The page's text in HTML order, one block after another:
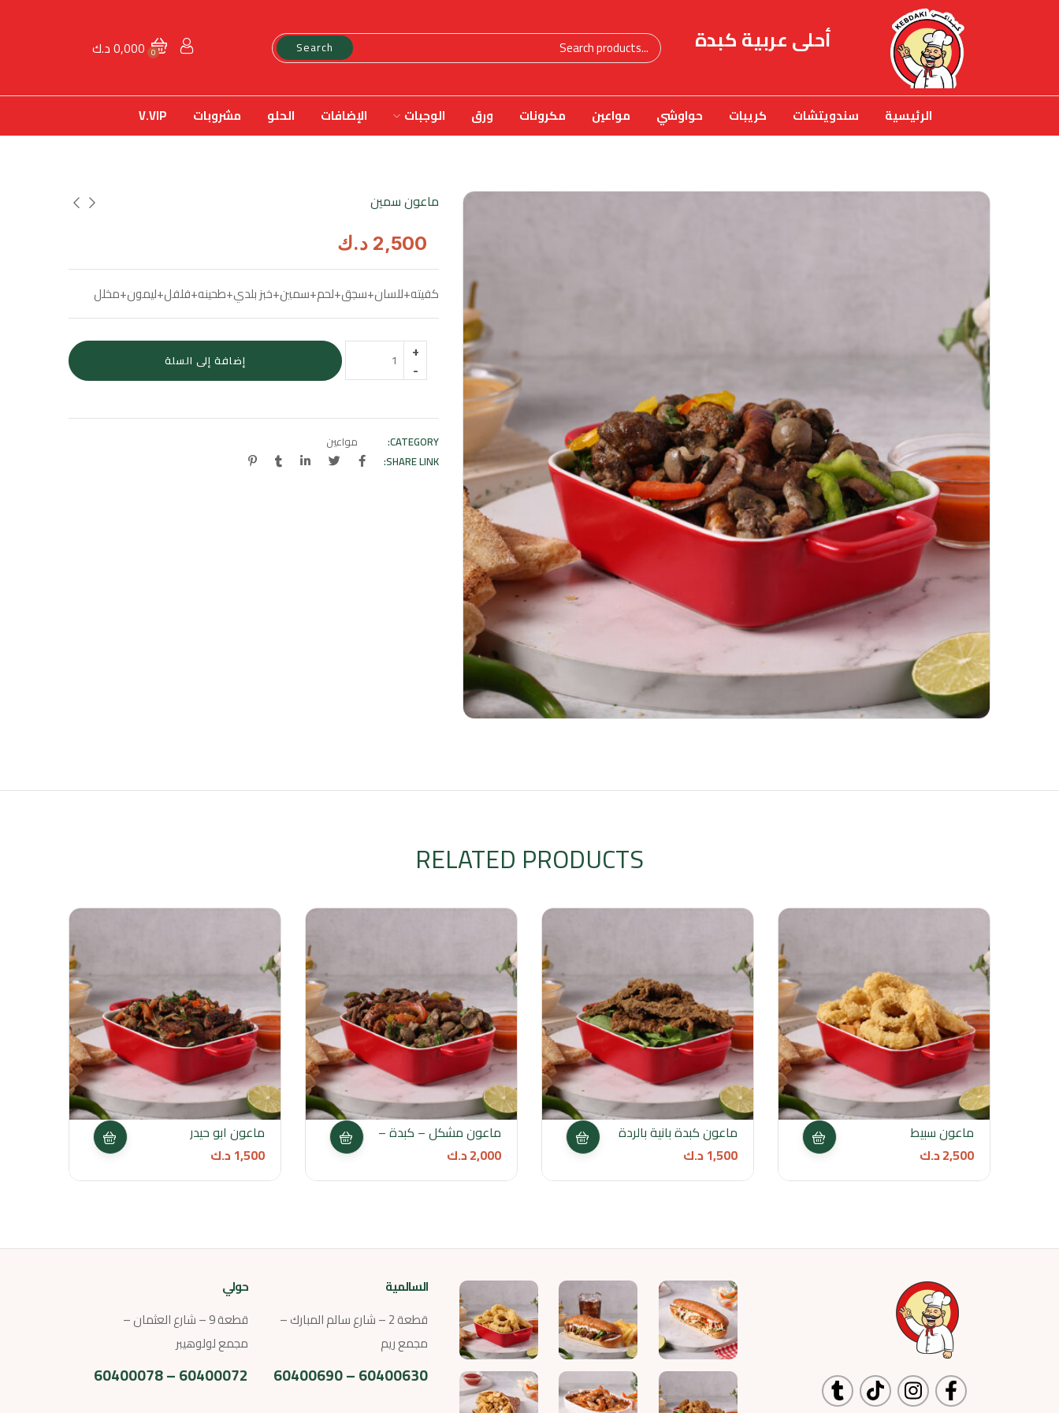
أحلى عربية كبدة Search
0
0,000د.ك
الرئيسية سندويتشات كريبات حواوشي مواعين مكرونات ورق الوجبات الإضافات الحلو مشروبات V.VIP
ماعون سمين
2,500 د.ك
كفيته+للسان+سجق+لحم+سمين+خبز بلدي+طحينه+فلفل+ليمون+مخلل
إضافة إلى السلة
CATEGORY:
مواعين
SHARE LINK:
RELATED PRODUCTS
ماعون سبيط
2,500د.ك
ماعون كبدة بانية بالردة
1,500د.ك
ماعون مشكل – كبدة –
سجق – كلاوى
2,000د.ك
ماعون ابو حيدر
1,500د.ك
السالمية
قطعة 2 – شارع سالم المبارك –
مجمع ريم
60400630 – 60400690
حولي
قطعة 9 – شارع العثمان –
مجمع لولوهيبر
60400072 – 60400078